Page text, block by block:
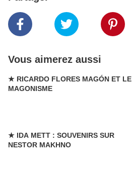
Vous aimerez aussi
★ RICARDO FLORES MAGÓN ET LE
MAGONISME
★ IDA METT : SOUVENIRS SUR
NESTOR MAKHNO